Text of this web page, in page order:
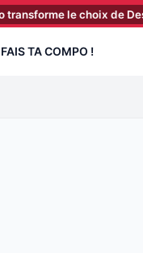
le choix de Deschamps
FAIS TA COMPO !